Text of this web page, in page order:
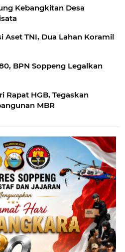
Kebangkitan Desa
Aset TNI, Dua Lahan Koramil
BPN Soppeng Legalkan
Rapat HGB, Tegaskan
MBR